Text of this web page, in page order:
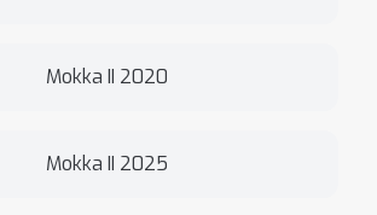
Mokka II 2020
Mokka II 2025